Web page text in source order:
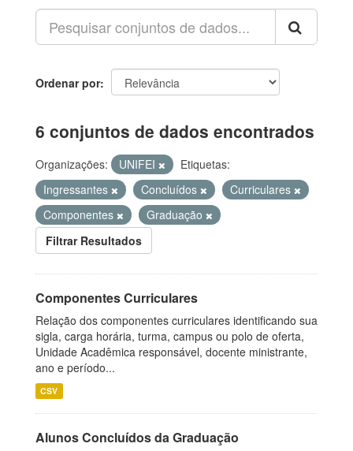
Ordenar por
6 conjuntos de dados encontrados
Organizações: UNIFEI
Etiquetas:
Ingressantes
Concluídos
Curriculares
Componentes
Graduação
Filtrar Resultados
Componentes Curriculares
Relação dos componentes curriculares identificando sua
sigla, carga horária, turma, campus ou polo de oferta,
Unidade Acadêmica responsável, docente ministrante,
ano e período...
CSV
Alunos Concluídos da Graduação